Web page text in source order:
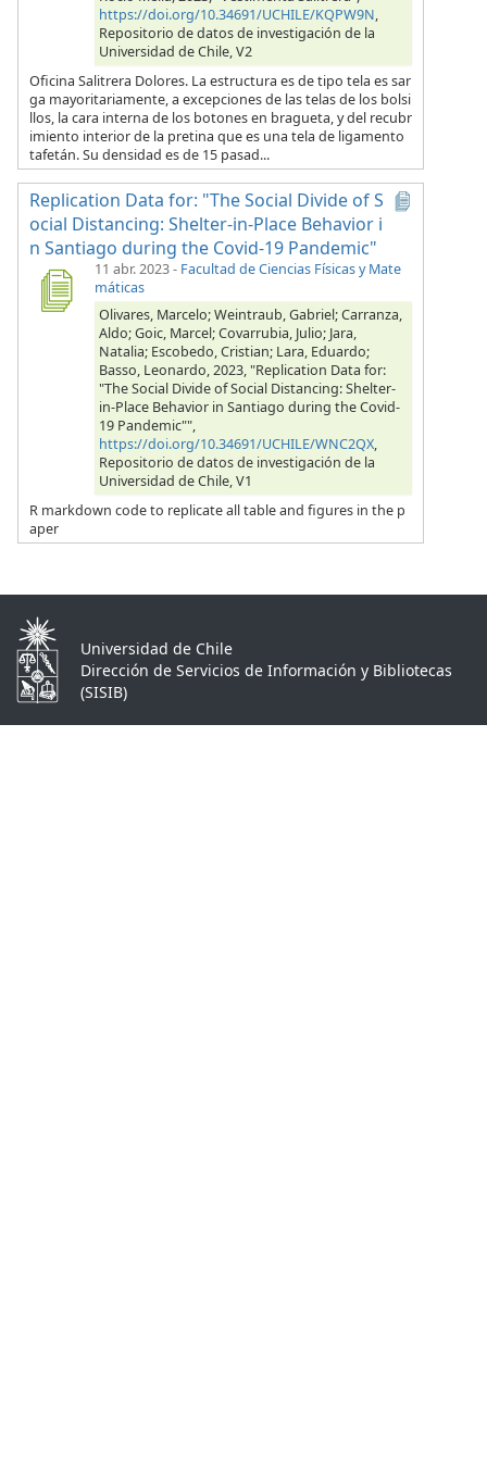
https://doi.org/10.34691/UCHILE/KQPW9N,
Repositorio de datos de investigación de la
Universidad de Chile, V2
Oficina Salitrera Dolores. La estructura es de tipo tela es sar
ga mayoritariamente, a excepciones de las telas de los bolsi
llos, la cara interna de los botones en bragueta, y del recubr
imiento interior de la pretina que es una tela de ligamento
tafetán. Su densidad es de 15 pasad...
Replication Data for: "The Social Divide of S
ocial Distancing: Shelter-in-Place Behavior i
n Santiago during the Covid-19 Pandemic"
11 abr. 2023- Facultad de Ciencias Físicas y Mate
máticas
Olivares, Marcelo; Weintraub, Gabriel; Carranza,
Aldo; Goic, Marcel; Covarrubia, Julio; Jara,
Natalia; Escobedo, Cristian; Lara, Eduardo;
Basso, Leonardo, 2023, "Replication Data for:
"The Social Divide of Social Distancing: Shelter-
in-Place Behavior in Santiago during the Covid-
19 Pandemic"",
https://doi.org/10.34691/UCHILE/WNC2QX,
Repositorio de datos de investigación de la
Universidad de Chile, V1
R markdown code to replicate all table and figures in the p
aper
Universidad de Chile
Dirección de Servicios de Información y Bibliotecas
(SISIB)